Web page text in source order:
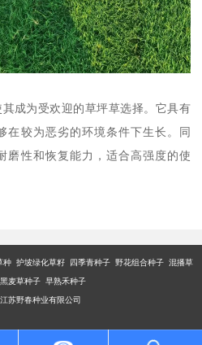
成为受欢迎的草坪草选择。它具有
在较为恶劣的环境条件下生长。同
磨性和恢复能力，适合高强度的使
种 护坡绿化草籽 四季青种子 野花组合种子 混播草
麦草种子 早熟禾种子
苏野春种业有限公司